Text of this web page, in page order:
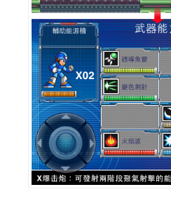
免
費
空
間
網
頁
設
計